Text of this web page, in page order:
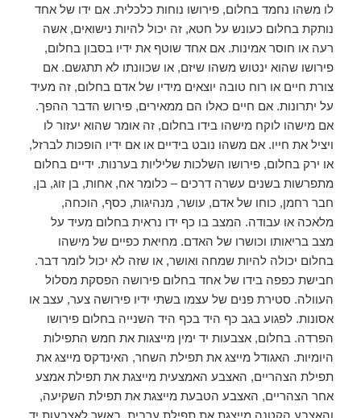
לו משהו נחמד בחלום, פירושו נוחות כלכלית. אם ידו של אחד
נותקת בחלום כעונש על חטא, זה יכול להיות נישואים, אשה
רעה או חוסר אמינות. אם אחד שוטף את ידיו בסבון בחלום,
פירושו שהוא ינטוש משהו שיזם, או שכוונתו לא תתגשם. אם
צורת חיים או רוח טובה יוצאים מידיו של אדם בחלום, זה מעיד
על יתרונות. אם חיים כאלו הם ממאירים, פירוש הדבר ההפך.
אם מישהו לוקח מישהו בידו בחלום, זה אומר שהוא יעזור לו
ויציל את חייו. אם משהו נובט בידיים או אם ידיו הופכות לברזל,
או ירק בחלום, פירושו השלכות שליליות בערנות. ידיים בחלום
מתפרשות בשנים עשרה דרכים – כלומר אח, אחות, בן זוג, בן,
חבר רחמן, כוחו של אדם, עושר, מנהיגות, כסף, הוכחה,
מלאכה או עבודה. המצב בו כף ידו נראית בחלום מעיד על
מצב בריאותו וכושרו של האדם. מחיאת כפיים של מישהו
בחלום יכולה להיות שמחה ואושר, או שזה לא יכול לומר דבר.
חבישת כפפה בידו של אחד בחלום פירושה הפסקת מסלול
העוולה. סטירת פנים של עצמו בשתי ידיו פירושה צער, עצב או
אסונות. לפגוע בגב כף היד בכף היד השנייה בחלום פירושו
הפרדה. בחלום, אצבעות יד ימין מייצגות את חמש התפילות
היומיות. האגודל מייצג את תפילת השחר, האינדקס מייצג את
תפילת הצהריים, האצבע האמצעית מייצגת את תפילת אמצע
אחר הצהריים, האצבע הטבעת מייצגת את תפילת השקיעה,
והאצבע הקטנה מייצגת את תפילת ערבית. באשר לאצבעות יד